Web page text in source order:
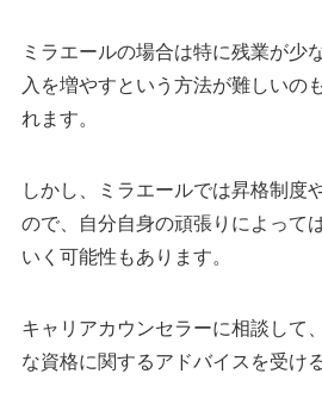
ミラエールの場合は特に残業が少
入を増やすという方法が難しいの
れます。
しかし、ミラエールでは昇格制度
ので、自分自身の頑張りによって
いく可能性もあります。
キャリアカウンセラーに相談して
な資格に関するアドバイスを受け